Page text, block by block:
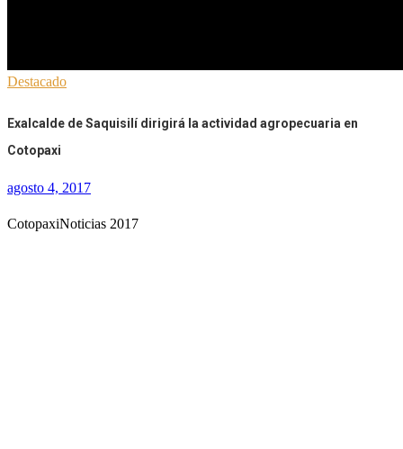
Destacado
Exalcalde de Saquisilí dirigirá la actividad agropecuaria en
Cotopaxi
agosto 4, 2017
CotopaxiNoticias 2017